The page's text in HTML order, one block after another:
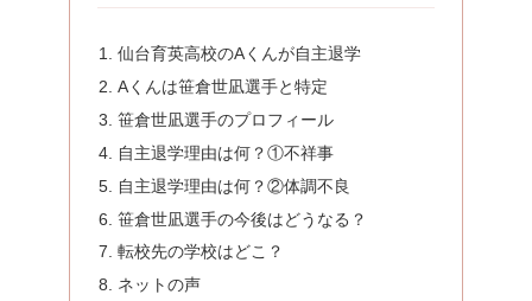
仙台育英高校のAくんが自主退学
Aくんは笹倉世凪選手と特定
笹倉世凪選手のプロフィール
自主退学理由は何？①不祥事
自主退学理由は何？②体調不良
笹倉世凪選手の今後はどうなる？
転校先の学校はどこ？
ネットの声